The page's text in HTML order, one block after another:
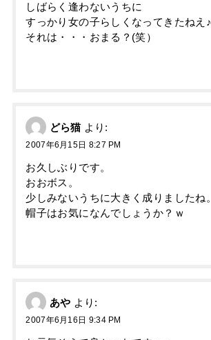
しばらく逢わないうちに
すっかり女の子らしくなってきたねえ♪
それは・・・おまる？(笑）
どら猫 より:
2007年6月15日 8:27 PM
お久しぶりです。
おおボス。
少しみないうちに大きく成りましたね
帽子はお気になんでしょうか？ｗ
あや より:
2007年6月16日 9:34 PM